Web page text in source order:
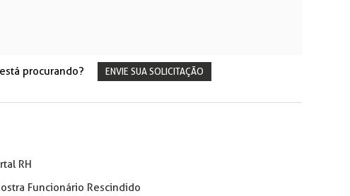
procurando? ENVIE SUA SOLICITAÇÃO
RH
Funcionário Rescindido